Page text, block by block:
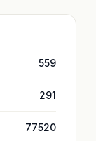
559
291
77520